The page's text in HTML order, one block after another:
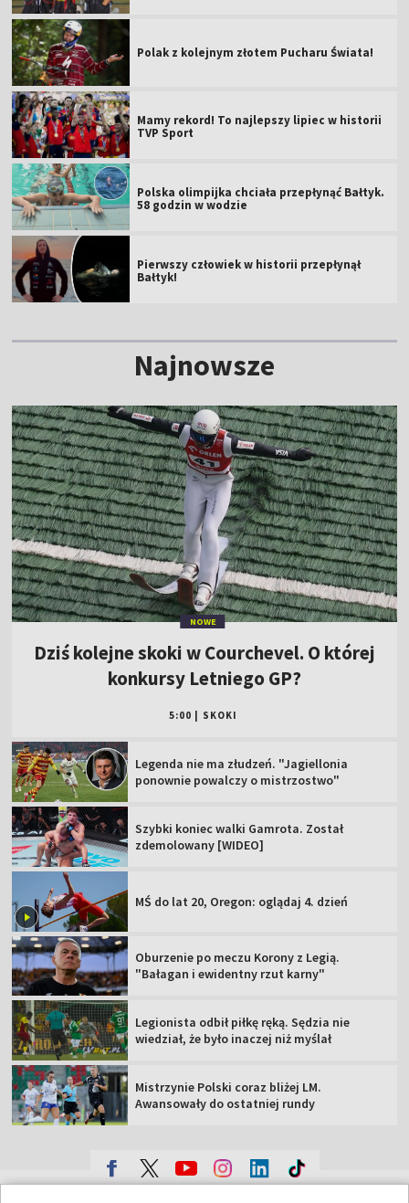
Polak z kolejnym złotem Pucharu Świata!
Mamy rekord! To najlepszy lipiec w historii
TVP Sport
Polska olimpijka chciała przepłynąć Bałtyk.
58 godzin w wodzie
Pierwszy człowiek w historii przepłynął
Bałtyk!
Najnowsze
NOWE
Dziś kolejne skoki w Courchevel. O której
konkursy Letniego GP?
5:00 SKOKI
Legenda nie ma złudzeń. "Jagiellonia
ponownie powalczy o mistrzostwo"
Szybki koniec walki Gamrota. Został
zdemolowany [WIDEO]
MŚ do lat 20, Oregon: oglądaj 4. dzień
Oburzenie po meczu Korony z Legią.
"Bałagan i ewidentny rzut karny"
Legionista odbił piłkę ręką. Sędzia nie
wiedział, że było inaczej niż myślał
Mistrzynie Polski coraz bliżej LM.
Awansowały do ostatniej rundy